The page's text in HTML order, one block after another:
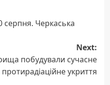
серпня. Черкаська
Next:
побудували сучасне
протирадіаційне укриття